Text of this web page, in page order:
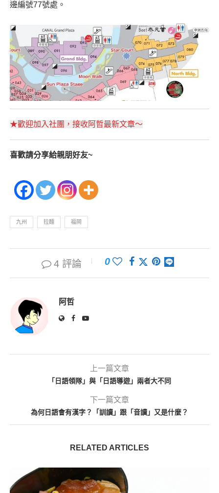
邊編號77號處。
★歡迎加入社團，接收阿哲最新文章～
喜歡請分享給親朋好友~
九州 拉麵 福岡
4 評論 0
阿哲
上一篇文章
「日語領隊」與「日語導遊」兩者大不同
下一篇文章
為何日語會有漢字？「訓讀」跟「音讀」又是什麼？
RELATED ARTICLES